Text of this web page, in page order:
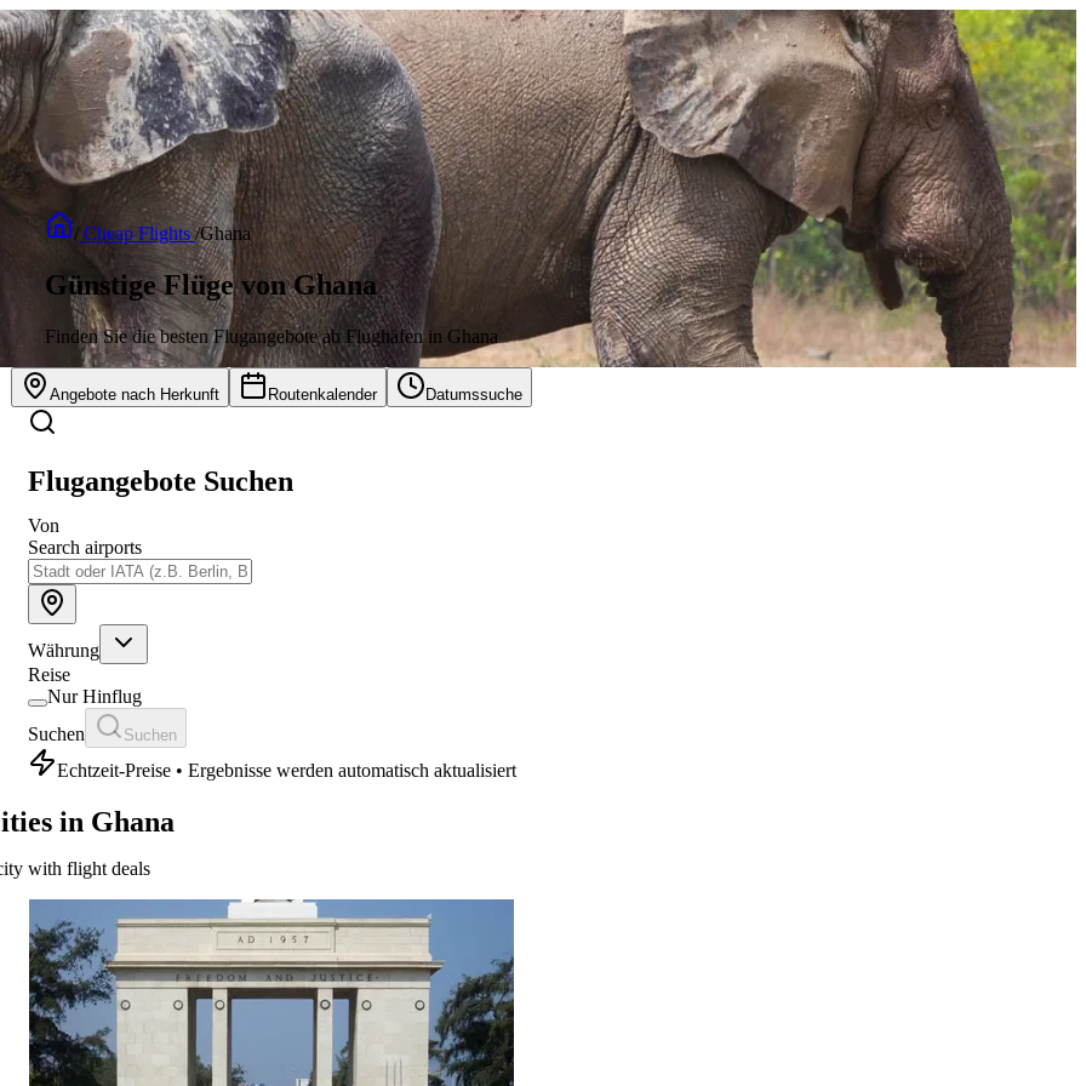
/ Cheap Flights/Ghana
Günstige Flüge von Ghana
Finden Sie die besten Flugangebote ab Flughäfen in Ghana
Angebote nach Herkunft Routenkalender Datumssuche
Flugangebote Suchen
Von
Search airports
Währung
Reise
Nur Hinflug
Suchen
Suchen
Echtzeit-Preise • Ergebnisse werden automatisch aktualisiert
in Ghana
with flight deals